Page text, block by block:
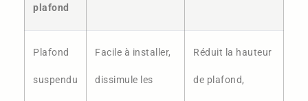
plafond
Plafond
suspendu
Facile à installer,
dissimule les
Réduit la hauteur
de plafond,